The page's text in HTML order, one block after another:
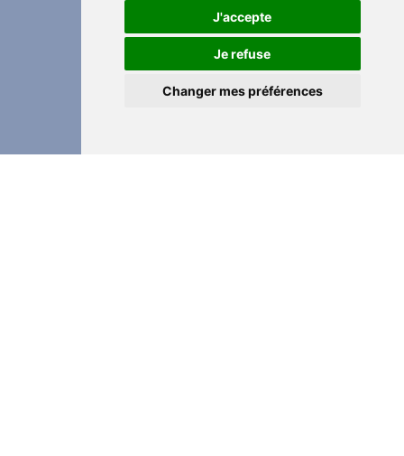
J'accepte
Je refuse
Changer mes préférences